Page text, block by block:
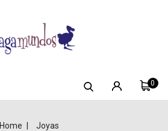
0
Home Joyas